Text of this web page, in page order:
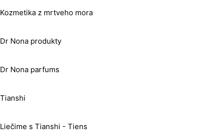
Kozmetika z mrtveho mora
Dr Nona produkty
Dr Nona parfums
Tianshi
Liečime s Tianshi - Tiens